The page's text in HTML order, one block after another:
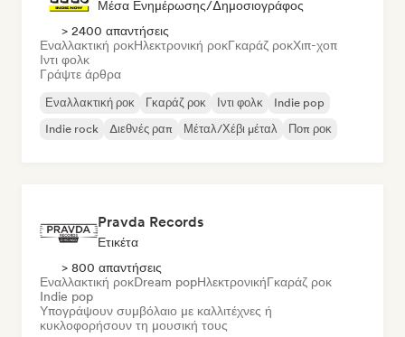
Μέσα Ενημέρωσης/Δημοσιογράφος
> 2400 απαντήσεις
Εναλλακτική ροκΗλεκτρονική ροκΓκαράζ ροκΧιπ-χοπ
Ιντι φολκ
Γράψτε άρθρα
Εναλλακτική ροκ Γκαράζ ροκ Ιντι φολκ
Indie pop
Indie rock
Διεθνές ραπ Μέταλ/Χέβι μέταλ Ποπ ροκ
Pravda Records
Ετικέτα
> 800 απαντήσεις
Εναλλακτική ροκDream popΗλεκτρονικήΓκαράζ ροκ
Indie pop
Υπογράψουν συμβόλαιο με καλλιτέχνες ή
κυκλοφορήσουν τη μουσική τους